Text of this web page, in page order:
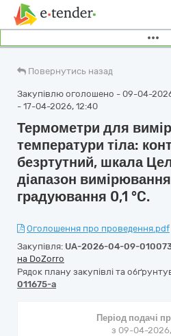
Повернутись назад
Закупівлю оголошено - 09-04-
- 17-04-2026, 12:40
Термометри для
температури тіла:
безртутний, шкала
діапазон
градуювання 0,1 °C.
Оголошення про проведення.pdf
Закупівля: UA-2026-04-09-
на DoZorro
Рядок плану закупівлі та
011675-a
Період подачі
з 09-04-